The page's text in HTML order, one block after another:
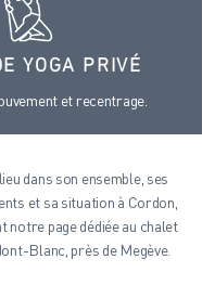
YOGA PRIVÉ
et recentrage.
dans son ensemble, ses
et sa situation à Cordon,
notre page dédiée au chalet
Blanc, près de Megève.